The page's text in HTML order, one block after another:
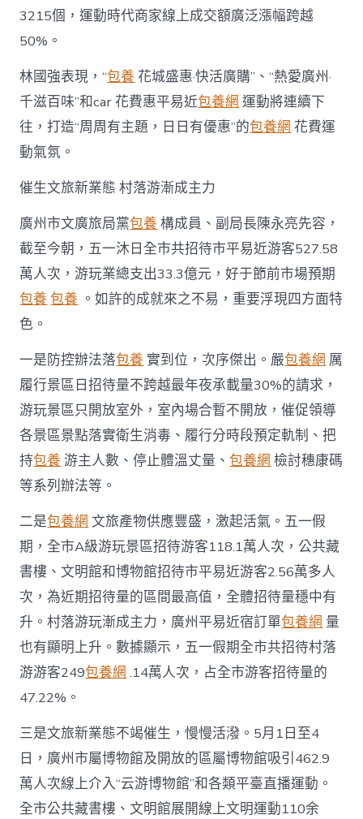
3215個，運動時代商家線上成交額廣泛漲幅跨越
50%。
林國強表現，“包養 花城盛惠·快活廣購”、“熱愛廣州·
千滋百味”和car 花費惠平易近包養網 運動將連續下
往，打造“周周有主題，日日有優惠”的包養網 花費運
動氣氛。
催生文旅新業態 村落游漸成主力
廣州市文廣旅局黨包養 構成員、副局長陳永亮先容，
截至今朝，五一沐日全市共招待市平易近游客527.58
萬人次，游玩業總支出33.3億元，好于節前市場預期
包養 包養 。如許的成就來之不易，重要浮現四方面特
色。
一是防控辦法落包養 實到位，次序傑出。嚴包養網 厲
履行景區日招待量不跨越最年夜承載量30%的請求，
游玩景區只開放室外，室內場合暫不開放，催促領導
各景區景點落實衛生消毒、履行分時段預定軌制、把
持包養 游主人數、停止體溫丈量、包養網 檢討穗康碼
等系列辦法等。
二是包養網 文旅產物供應豐盛，激起活氣。五一假
期，全市A級游玩景區招待游客118.1萬人次，公共藏
書樓、文明館和博物館招待市平易近游客2.56萬多人
次，為近期招待量的區間最高值，全體招待量穩中有
升。村落游玩漸成主力，廣州平易近宿訂單包養網 量
也有顯明上升。數據顯示，五一假期全市共招待村落
游游客249包養網 .14萬人次，占全市游客招待量的
47.22%。
三是文旅新業態不竭催生，慢慢活潑。5月1日至4
日，廣州市屬博物館及開放的區屬博物館吸引462.9
萬人次線上介入“云游博物館”和各類平臺直播運動。
全市公共藏書樓、文明館展開線上文明運動110余